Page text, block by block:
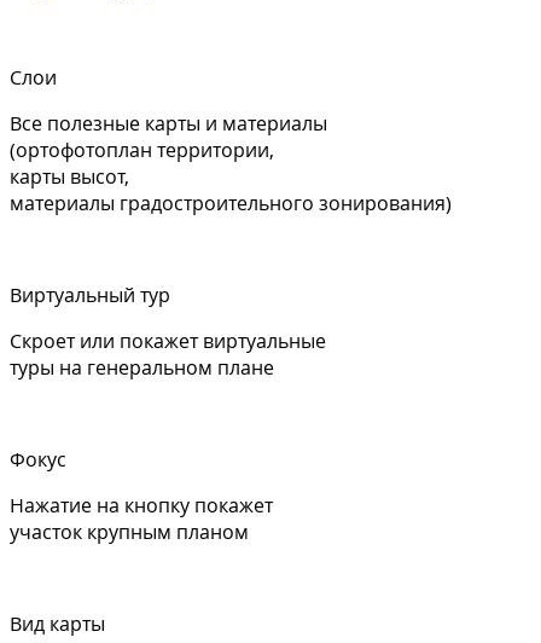
Слои
Все полезные карты и материалы
(ортофотоплан территории,
карты высот,
материалы градостроительного зонирования)
Виртуальный тур
Скроет или покажет виртуальные
туры на генеральном плане
Фокус
Нажатие на кнопку покажет
участок крупным планом
Вид карты